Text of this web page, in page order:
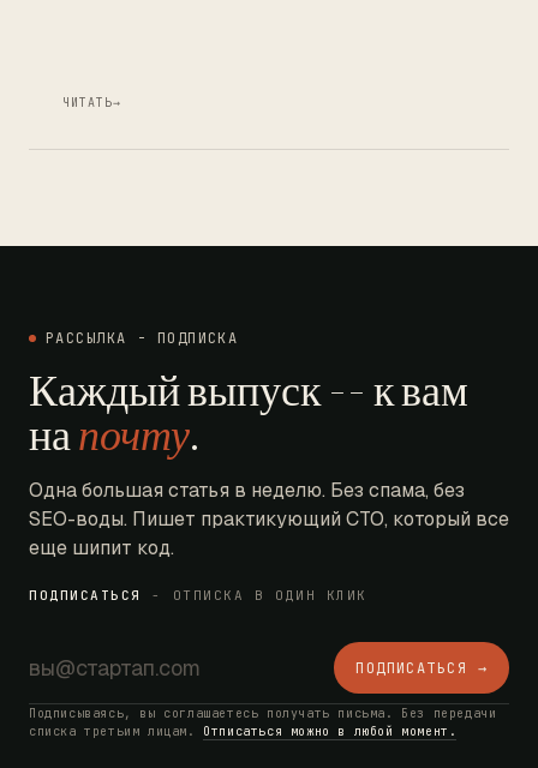
ЧИТАТЬ→
РАССЫЛКА - ПОДПИСКА
Каждый выпуск -- к вам
напочту.
Одна большая статья в неделю. Без спама, без
SEO-воды. Пишет практикующий CTO, который все
еще шипит код.
ПОДПИСАТЬСЯ - ОТПИСКА В ОДИН КЛИК
ПОДПИСАТЬСЯ →
Подписываясь, вы соглашаетесь получать письма. Без передачи
списка третьим лицам. Отписаться можно в любой момент.